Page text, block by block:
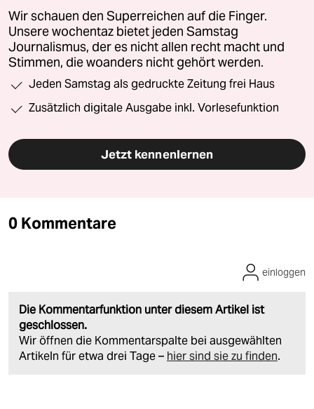
Wir schauen den Superreichen auf die Finger.
Unsere wochentaz bietet jeden Samstag
Journalismus, der es nicht allen recht macht und
Stimmen, die woanders nicht gehört werden.
Jeden Samstag als gedruckte Zeitung frei Haus
Zusätzlich digitale Ausgabe inkl. Vorlesefunktion
Jetzt kennenlernen
0 Kommentare
Die Kommentarfunktion unter diesem Artikel ist
geschlossen.
Wir öffnen die Kommentarspalte bei ausgewählten
Artikeln für etwa drei Tage – hier sind sie zu finden.
einloggen